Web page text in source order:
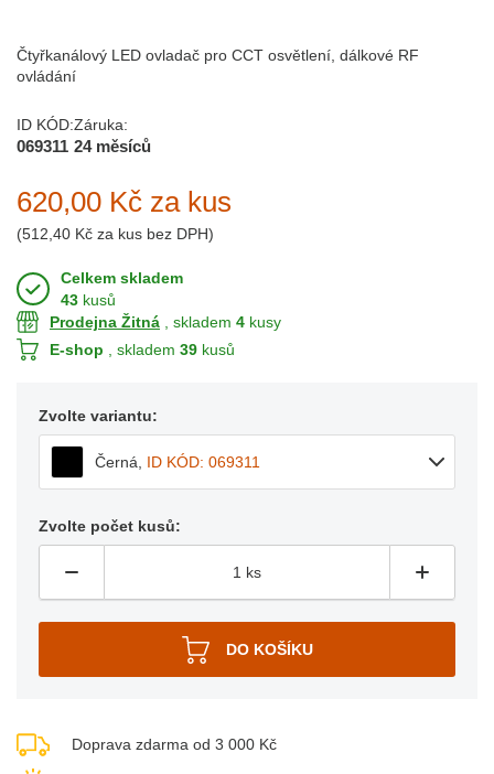
Čtyřkanálový LED ovladač pro CCT osvětlení, dálkové RF
ovládání
ID KÓD:
069311
Záruka:
24 měsíců
620,00 Kč za kus
(512,40 Kč za kus bez DPH)
Celkem skladem
43 kusů
Prodejna Žitná , skladem 4 kusy
E-shop , skladem 39 kusů
Zvolte variantu:
Černá, ID KÓD: 069311
Zvolte počet kusů:
Doprava zdarma od 3 000 Kč